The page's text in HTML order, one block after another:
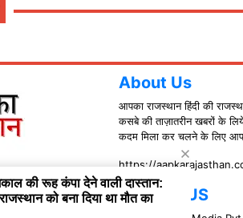
About Us
आपका राजस्थान हिंदी की
कसबे की ताज़ातरीन खबरों के
कदम मिला कर चलने के लिए
https://
Contact US